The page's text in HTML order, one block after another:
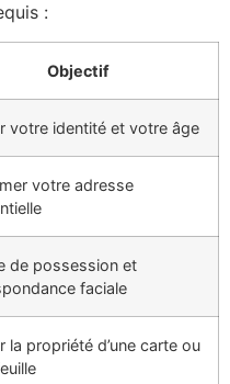
:
Objectif
votre identité et votre âge
votre adresse
de possession et
faciale
la propriété d’une carte ou